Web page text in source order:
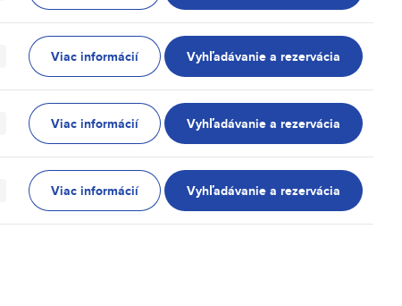
Viac informácií Vyhľadávanie a rezervácia
Viac informácií Vyhľadávanie a rezervácia
Viac informácií Vyhľadávanie a rezervácia